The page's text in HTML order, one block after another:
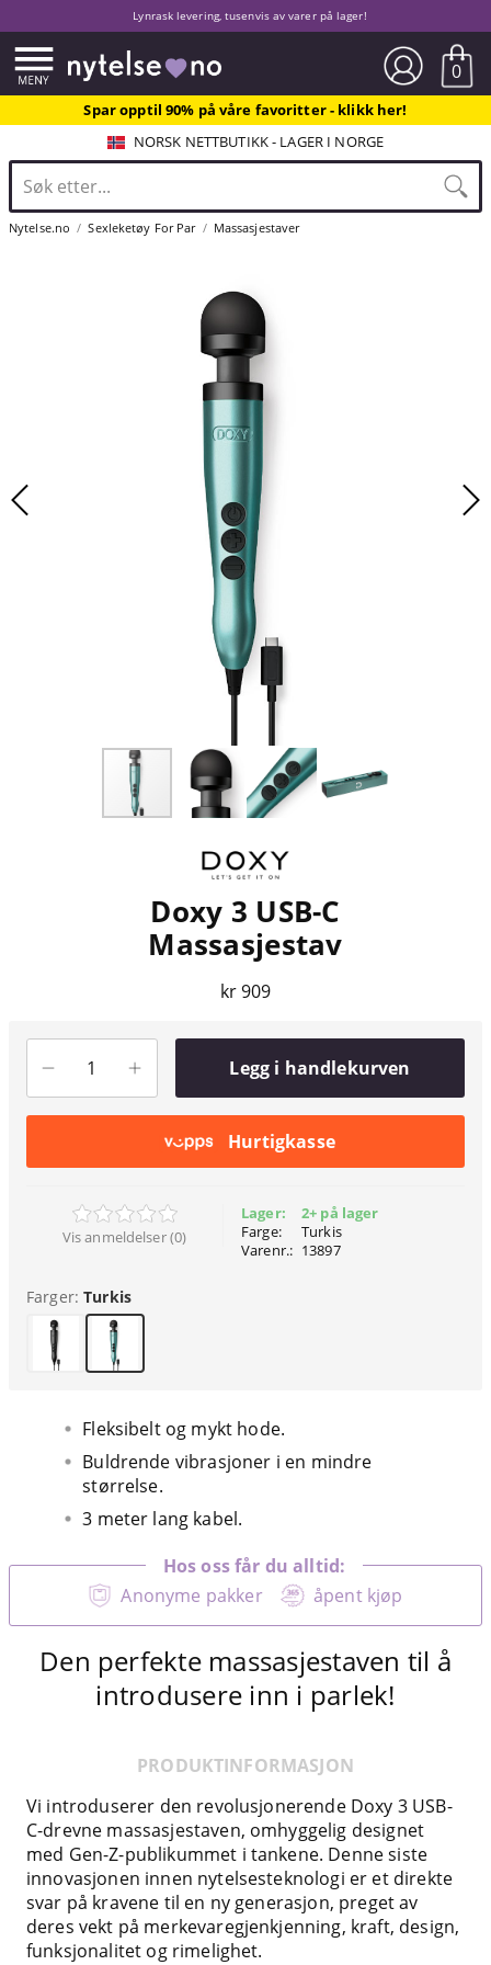
Lynrask levering, tusenvis av varer på lager!
0
Spar opptil 90% på våre favoritter - klikk her!
NORSK NETTBUTIKK - LAGER I NORGE
Nytelse.no Sexleketøy For Par Massasjestaver
Doxy 3 USB-C
Massasjestav
kr 909
Legg i handlekurven
Hurtigkasse
Vis anmeldelser (0)
Lager:
Farge:
Varenr.:
2+ på lager
Turkis
13897
Farger:Turkis
Fleksibelt og mykt hode.
Buldrende vibrasjoner i en mindre
størrelse.
3 meter lang kabel.
Anonyme pakker åpent kjøp
Hos oss får du alltid:
Den perfekte massasjestaven til å
introdusere inn i parlek!
PRODUKTINFORMASJON
Vi introduserer den revolusjonerende Doxy 3 USB-
C-drevne massasjestaven, omhyggelig designet
med Gen-Z-publikummet i tankene. Denne siste
innovasjonen innen nytelsesteknologi er et direkte
svar på kravene til en ny generasjon, preget av
deres vekt på merkevaregjenkjenning, kraft, design,
funksjonalitet og rimelighet.